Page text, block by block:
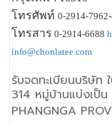
โทรศัพท์0-2914-
โทรสาร 0-2914-6688
info@chonlatee.com
รับจดทะเบียนบริษั
314 หมู่บ้านแบ่งเป็น
PHANGNGA